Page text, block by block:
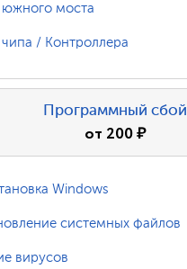
моста
/ Контроллера
Программный сбой
от 200₽
Windows
системных файлов
вирусов